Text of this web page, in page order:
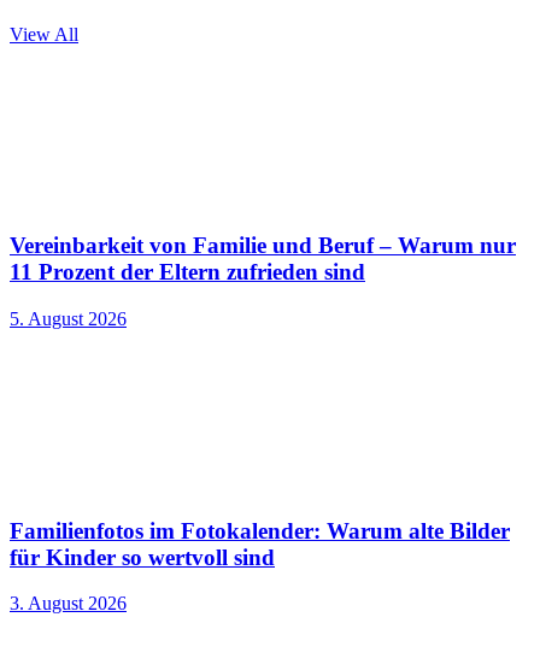
View All
Vereinbarkeit von Familie und Beruf – Warum nur
11 Prozent der Eltern zufrieden sind
5. August 2026
Familienfotos im Fotokalender: Warum alte Bilder
für Kinder so wertvoll sind
3. August 2026